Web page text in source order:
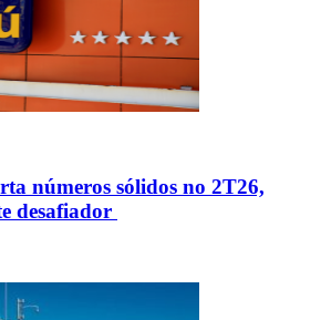
números sólidos no 2T26,
desafiador